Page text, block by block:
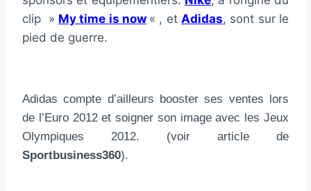
clip » My time is now « , etAdidas, sont sur le
pied de guerre.
Adidas compte d’ailleurs booster ses ventes lors
de l’Euro 2012 et soigner son image avec les Jeux
Olympiques 2012. (voir article de
Sportbusiness360).